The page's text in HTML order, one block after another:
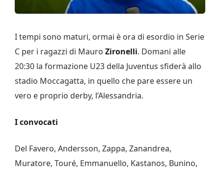
I tempi sono maturi, ormai è ora di esordio in Serie
C per i ragazzi di Mauro Zironelli. Domani alle
20:30 la formazione U23 della Juventus sfiderà allo
stadio Moccagatta, in quello che pare essere un
vero e proprio derby, l’Alessandria.
I convocati
Del Favero, Andersson, Zappa, Zanandrea,
Muratore, Touré, Emmanuello, Kastanos, Bunino,